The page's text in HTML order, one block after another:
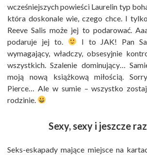
wcześniejszych powieści Laurelin typ
która doskonale wie, czego chce. I
Reeve Salis może jej to podarować.
podaruje jej to.
I to JAK! Pan
wymagający, władczy, obsesyjnie
wszystkich. Szalenie dominujący…
moją nową książkową miłością.
Pierce… Ale w sumie – wszystko
rodzinie.
Sexy, sexy i jeszcze
Seks-eskapady mające miejsce na